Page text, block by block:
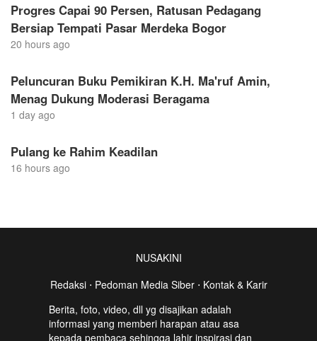
Progres Capai 90 Persen, Ratusan Pedagang
Bersiap Tempati Pasar Merdeka Bogor
20 hours ago
Peluncuran Buku Pemikiran K.H. Ma'ruf Amin,
Menag Dukung Moderasi Beragama
1 day ago
Pulang ke Rahim Keadilan
16 hours ago
NUSAKINI
Redaksi⋅ Pedoman Media Siber⋅ Kontak & Karir
Berita, foto, video, dll yg disajikan adalah
informasi yang memberi harapan atau asa
kepada pembaca sehingga lahir inspirasi dan